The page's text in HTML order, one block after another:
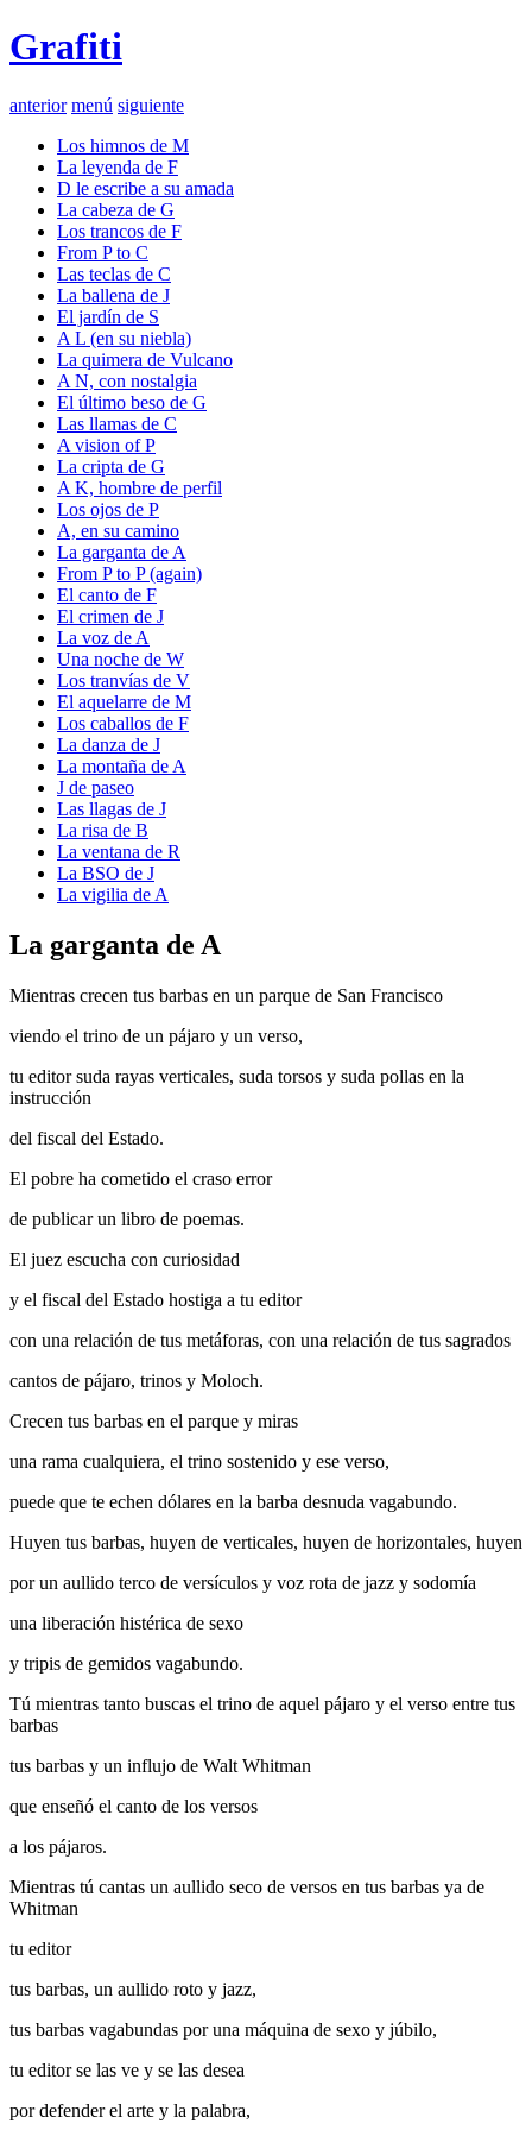
Grafiti
anterior menú siguiente
Los himnos de M
La leyenda de F
D le escribe a su amada
La cabeza de G
Los trancos de F
From P to C
Las teclas de C
La ballena de J
El jardín de S
A L (en su niebla)
La quimera de Vulcano
A N, con nostalgia
El último beso de G
Las llamas de C
A vision of P
La cripta de G
A K, hombre de perfil
Los ojos de P
A, en su camino
La garganta de A
From P to P (again)
El canto de F
El crimen de J
La voz de A
Una noche de W
Los tranvías de V
El aquelarre de M
Los caballos de F
La danza de J
La montaña de A
J de paseo
Las llagas de J
La risa de B
La ventana de R
La BSO de J
La vigilia de A
La garganta de A
Mientras crecen tus barbas en un parque de San Francisco
viendo el trino de un pájaro y un verso,
tu editor suda rayas verticales, suda torsos y suda pollas en la
instrucción
del fiscal del Estado.
El pobre ha cometido el craso error
de publicar un libro de poemas.
El juez escucha con curiosidad
y el fiscal del Estado hostiga a tu editor
con una relación de tus metáforas, con una relación de tus sagrados
cantos de pájaro, trinos y Moloch.
Crecen tus barbas en el parque y miras
una rama cualquiera, el trino sostenido y ese verso,
puede que te echen dólares en la barba desnuda vagabundo.
Huyen tus barbas, huyen de verticales, huyen de horizontales, huyen
por un aullido terco de versículos y voz rota de jazz y sodomía
una liberación histérica de sexo
y tripis de gemidos vagabundo.
Tú mientras tanto buscas el trino de aquel pájaro y el verso entre tus
barbas
tus barbas y un influjo de Walt Whitman
que enseñó el canto de los versos
a los pájaros.
Mientras tú cantas un aullido seco de versos en tus barbas ya de
Whitman
tu editor
tus barbas, un aullido roto y jazz,
tus barbas vagabundas por una máquina de sexo y júbilo,
tu editor se las ve y se las desea
por defender el arte y la palabra,